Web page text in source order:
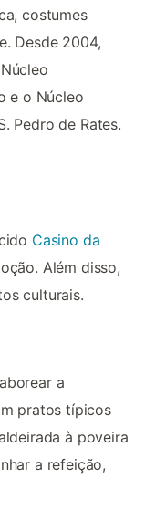
costumes
Desde 2004,
e o Núcleo
Pedro de Rates.
Casino da
Além disso,
culturais.
a
pratos típicos
à poveira
a refeição,